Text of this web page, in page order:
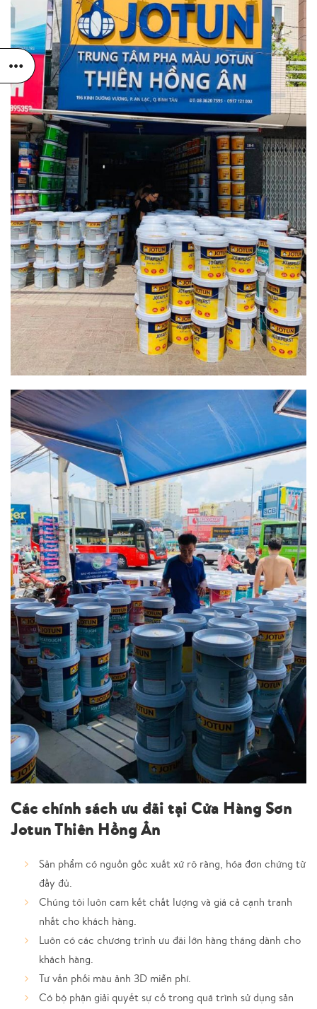
Các chính sách ưu đãi tại Cửa Hàng Sơn
Jotun Thiên Hồng Ân
Sản phẩm có nguồn gốc xuất xứ rõ ràng, hóa đơn chứng từ
đầy đủ.
Chúng tôi luôn cam kết chất lượng và giá cả cạnh tranh
nhất cho khách hàng.
Luôn có các chương trình ưu đãi lớn hàng tháng dành cho
khách hàng.
Tư vấn phối màu ảnh 3D miễn phí.
Có bộ phận giải quyết sự cố trong quá trình sử dụng sản